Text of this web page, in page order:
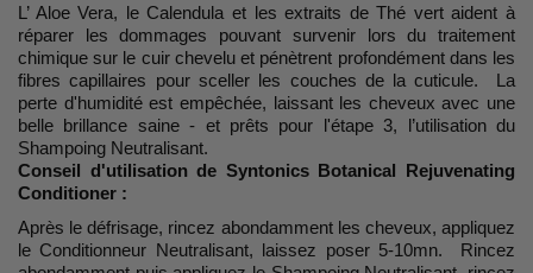
L’ Aloe Vera, le Calendula et les extraits de Thé vert aident à
réparer les dommages pouvant survenir lors du traitement
chimique sur le cuir chevelu et pénètrent profondément dans les
fibres capillaires pour sceller les couches de la cuticule. La
perte d'humidité est empêchée, laissant les cheveux avec une
belle brillance saine - et prêts pour l'étape 3, l’utilisation du
Shampoing Neutralisant.
Conseil d'utilisation de Syntonics Botanical Rejuvenating
Conditioner :
Après le défrisage, rincez abondamment les cheveux, appliquez
le Conditionneur Neutralisant, laissez poser 5-10mn. Rincez